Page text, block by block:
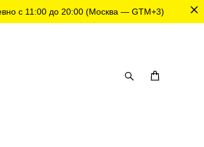
с 11:00 до 20:00 (Москва — GTM+3)